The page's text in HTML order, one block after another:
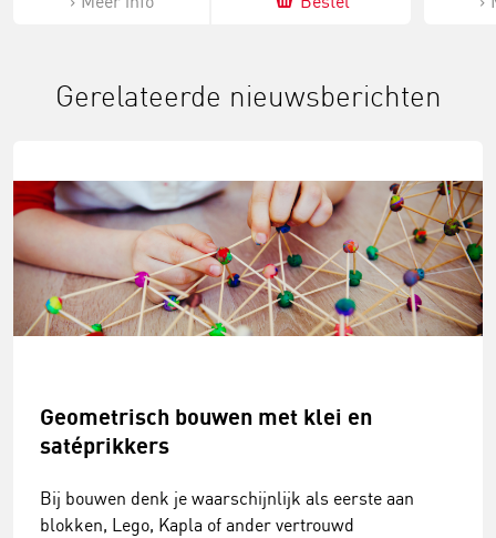
Gerelateerde nieuwsberichten
Geometrisch bouwen met klei en
satéprikkers
Bij bouwen denk je waarschijnlijk als eerste aan
blokken, Lego, Kapla of ander vertrouwd